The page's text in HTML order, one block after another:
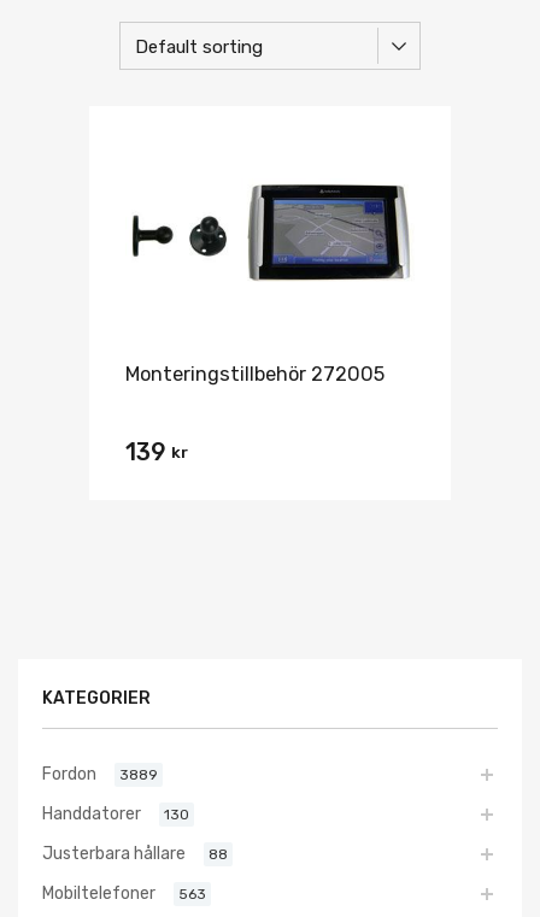
Monteringstillbehör 272005
139 kr
KATEGORIER
Fordon 3889
Handdatorer 130
Justerbara hållare 88
Mobiltelefoner 563